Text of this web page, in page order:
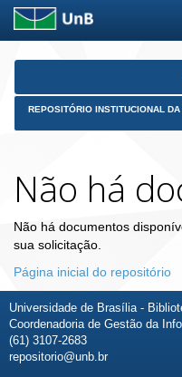
Skip
REPOSITÓRIO INSTITUCIONAL DA
Não há
Não há documentos
sua solicitação.
Página inicial do repositório
Universidade de Brasília -
Coordenadoria de Gestão da
(61) 3107-2683
repositorio@unb.br